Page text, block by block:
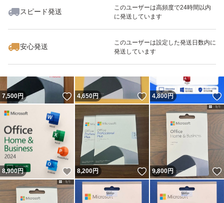
スピード発送
このユーザーは高頻度で24時間以内
に発送しています
安心発送
このユーザーは設定した発送日数内に
発送しています
いいね！
7,500
7,500円 いいね！
4,650円 いいね！
4,800円
8,900円 いいね！
8,200円 いいね！
9,800円